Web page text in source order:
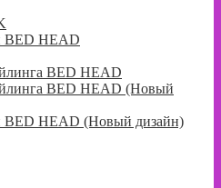
BED HEAD
BED HEAD
BED HEAD (Новый
BED HEAD (Новый дизайн)